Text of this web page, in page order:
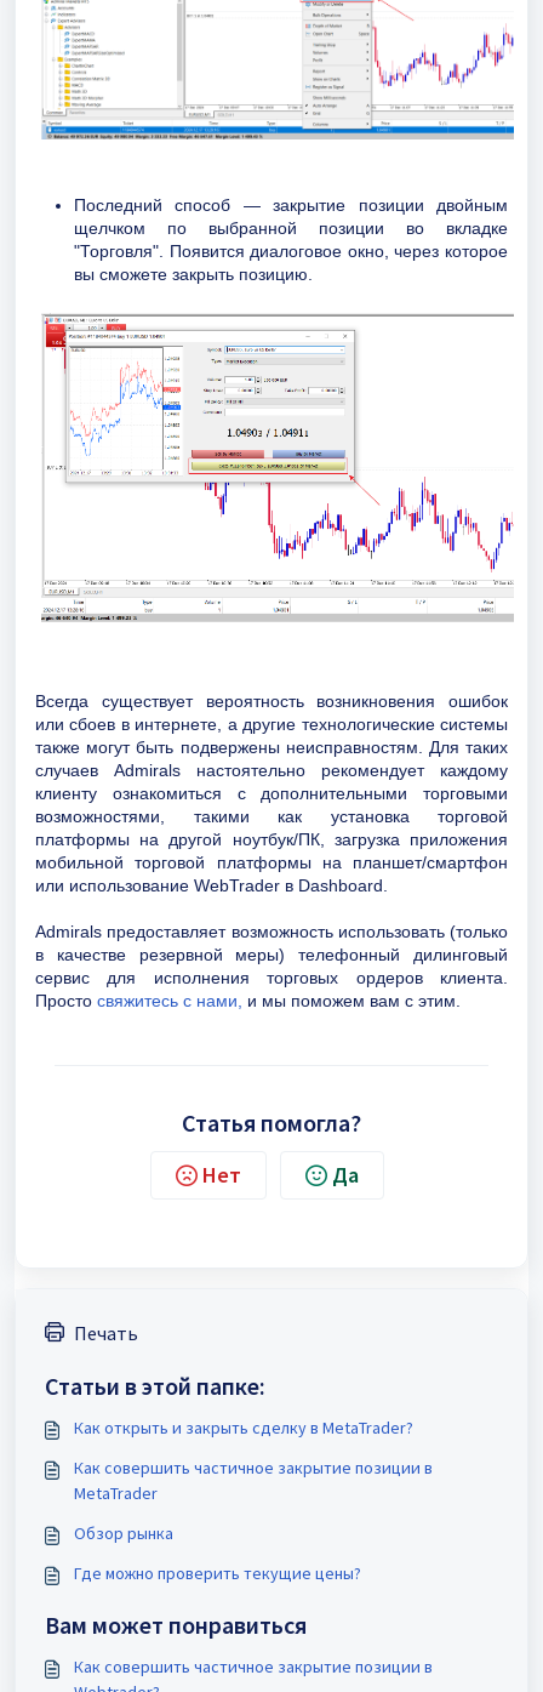
Последний способ — закрытие позиции двойным
щелчком по выбранной позиции во вкладке
"Торговля". Появится диалоговое окно, через которое
вы сможете закрыть позицию.
Всегда существует вероятность возникновения ошибок
или сбоев в интернете, а другие технологические системы
также могут быть подвержены неисправностям. Для таких
случаев Admirals настоятельно рекомендует каждому
клиенту ознакомиться с дополнительными торговыми
возможностями, такими как установка торговой
платформы на другой ноутбук/ПК, загрузка приложения
мобильной торговой платформы на планшет/смартфон
или использование WebTrader в Dashboard.
Admirals предоставляет возможность использовать (только
в качестве резервной меры) телефонный дилинговый
сервис для исполнения торговых ордеров клиента.
Просто свяжитесь с нами, и мы поможем вам с этим.
Статья помогла?
Нет Да
Печать
Статьи в этой папке:
Как открыть и закрыть сделку в MetaTrader?
Как совершить частичное закрытие позиции в
MetaTrader
Обзор рынка
Где можно проверить текущие цены?
Вам может понравиться
Как совершить частичное закрытие позиции в